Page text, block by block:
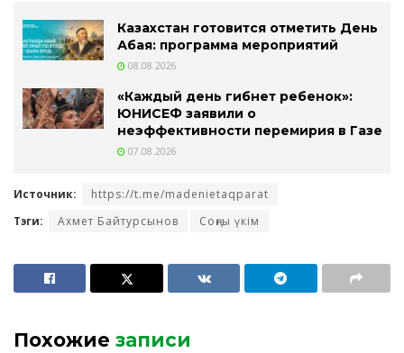
Казахстан готовится отметить День
Абая: программа мероприятий
08.08.2026
«Каждый день гибнет ребенок»:
ЮНИСЕФ заявили о
неэффективности перемирия в Газе
07.08.2026
Источник:
https://t.me/madenietaqparat
Тэги:
Ахмет Байтурсынов Соңғы үкім
Похожие записи